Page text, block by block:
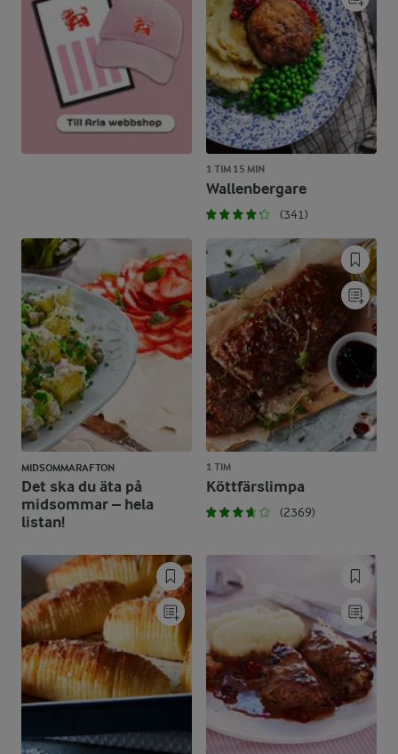
1 TIM 15 MIN
Wallenbergare
(341)
MIDSOMMARAFTON
Det ska du äta på
midsommar – hela
listan!
1 TIM
Köttfärslimpa
(2369)